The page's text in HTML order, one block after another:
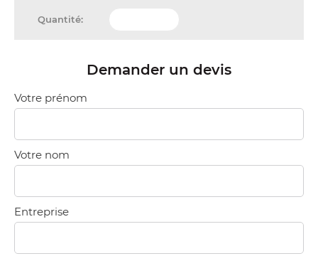
Demander un devis
Votre prénom
Votre nom
Entreprise